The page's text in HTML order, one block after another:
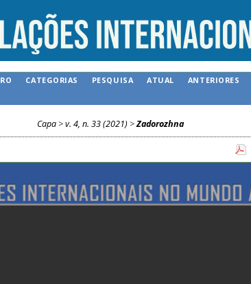
CATEGORIAS PESQUISA ATUAL ANTERIORES
Capa>v. 4, n. 33 (2021) >Zadorozhna